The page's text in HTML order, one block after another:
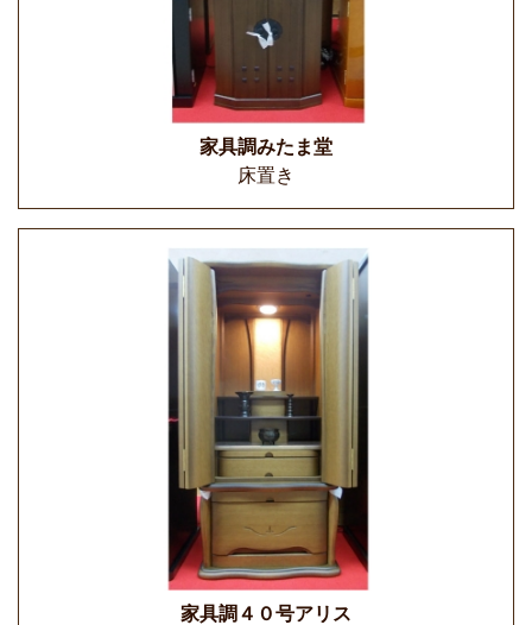
家具調みたま堂
床置き
家具調４０号アリス